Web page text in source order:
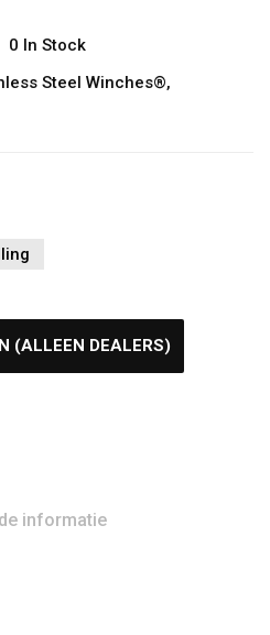
0 In Stock
Steel Winches®,
(ALLEEN DEALERS)
informatie